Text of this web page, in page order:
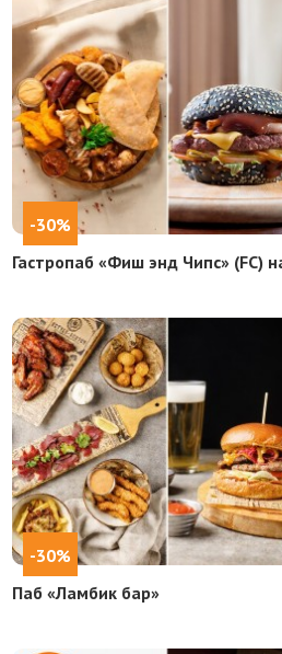
-30%
Гастропаб «Фиш энд Чипс» (FC)
-30%
Паб «Ламбик бар»